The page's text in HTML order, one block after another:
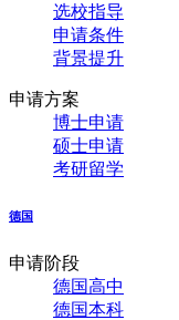
选校指导
申请条件
背景提升
申请方案
博士申请
硕士申请
考研留学
德国
申请阶段
德国高中
德国本科